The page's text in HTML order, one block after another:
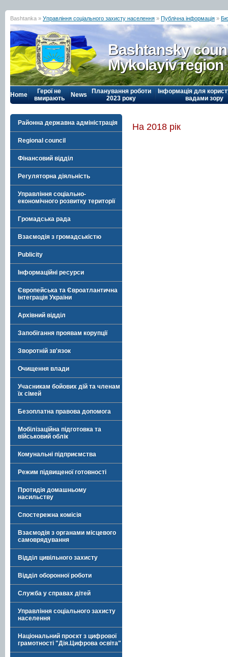
Bashtanka » Управління соціального захисту населення » Публічна інформація »
Bashtansky
Mykolayiv region
Home
Герої не
вмирають
News
Планування роботи
2023 року
Інформація для
вадами зору
Районна державна адміністрація
Regional council
Фінансовий відділ
Регуляторна діяльність
Управління соціально-
економічного розвитку території
Громадська рада
Взаємодія з громадськістю
Publicity
Інформаційні ресурси
Європейська та Євроатлантична
інтеграція України
Архівний відділ
Запобігання проявам корупції
Зворотній зв'язок
Очищення влади
Учасникам бойових дій та членам
їх сімей
Безоплатна правова допомога
Мобілізаційна підготовка та
військовий облік
Комунальні підприємства
Режим підвищеної готовності
Протидія домашньому
насильству
Спостережна комісія
Взаємодія з органами місцевого
самоврядування
Відділ цивільного захисту
Відділ оборонної роботи
Служба у справах дітей
Управління соціального захисту
населення
Національний проєкт з цифрової
грамотності "Дія.Цифрова освіта"
На 2018 рік